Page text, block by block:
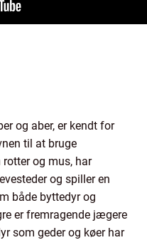
og aber, er kendt for
til at bruge
rotter og mus, har
og spiller en
både byttedyr og
er fremragende jægere
som geder og køer har